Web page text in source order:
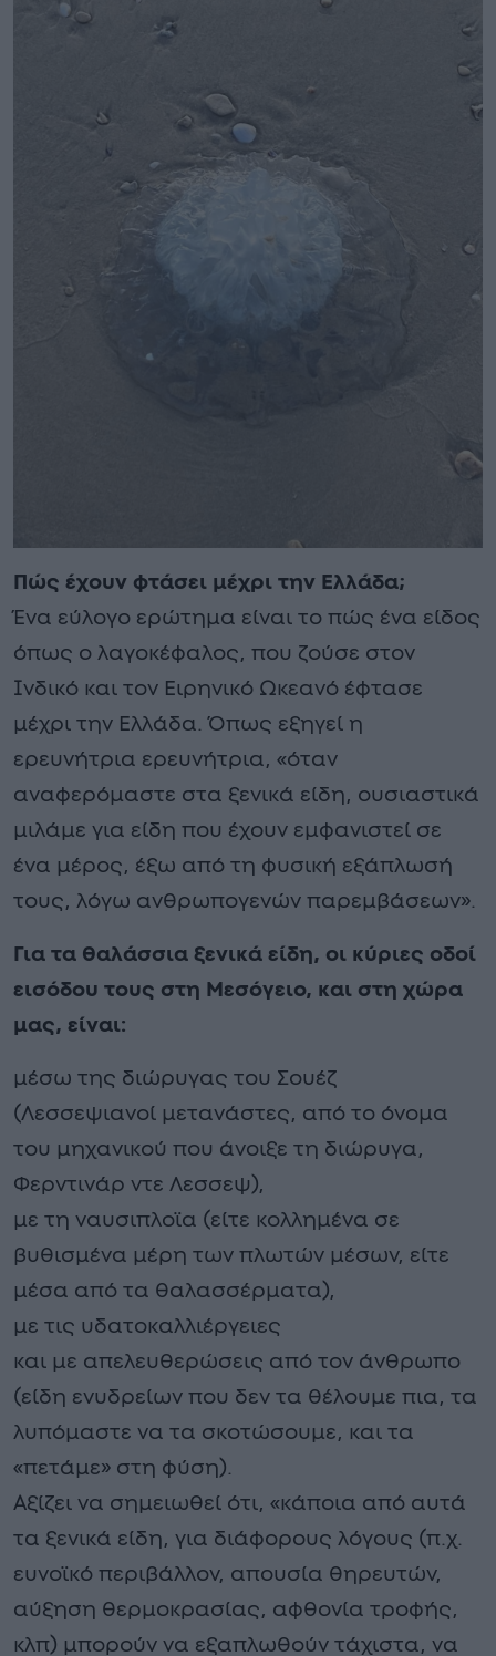
Πώς έχουν φτάσει μέχρι την Ελλάδα;
Ένα εύλογο ερώτημα είναι το πώς ένα είδος
όπως ο λαγοκέφαλος, που ζούσε στον
Ινδικό και τον Ειρηνικό Ωκεανό έφτασε
μέχρι την Ελλάδα. Όπως εξηγεί η
ερευνήτρια ερευνήτρια, «όταν
αναφερόμαστε στα ξενικά είδη, ουσιαστικά
μιλάμε για είδη που έχουν εμφανιστεί σε
ένα μέρος, έξω από τη φυσική εξάπλωσή
τους, λόγω ανθρωπογενών παρεμβάσεων».
Για τα θαλάσσια ξενικά είδη, οι κύριες οδοί
εισόδου τους στη Μεσόγειο, και στη χώρα
μας, είναι:
μέσω της διώρυγας του Σουέζ
(Λεσσεψιανοί μετανάστες, από το όνομα
του μηχανικού που άνοιξε τη διώρυγα,
Φερντινάρ ντε Λεσσεψ),
με τη ναυσιπλοϊα (είτε κολλημένα σε
βυθισμένα μέρη των πλωτών μέσων, είτε
μέσα από τα θαλασσέρματα),
με τις υδατοκαλλιέργειες
και με απελευθερώσεις από τον άνθρωπο
(είδη ενυδρείων που δεν τα θέλουμε πια, τα
λυπόμαστε να τα σκοτώσουμε, και τα
«πετάμε» στη φύση).
Αξίζει να σημειωθεί ότι, «κάποια από αυτά
τα ξενικά είδη, για διάφορους λόγους (π.χ.
ευνοϊκό περιβάλλον, απουσία θηρευτών,
αύξηση θερμοκρασίας, αφθονία τροφής,
κλπ) μπορούν να εξαπλωθούν τάχιστα, να